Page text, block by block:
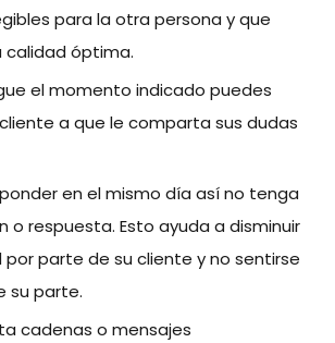
para la otra persona y que
calidad óptima.
el momento indicado puedes
a que le comparta sus dudas
en el mismo día así no tenga
o respuesta. Esto ayuda a disminuir
por parte de su cliente y no sentirse
su parte.
cadenas o mensajes